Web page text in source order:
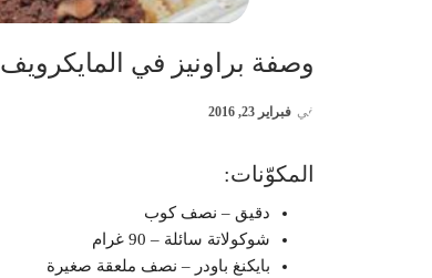
وصفة براونيز في المايكرويف
في فبراير 23, 2016
المكوّنات:
دقيق – نصف كوب
شوكولاتة سائلة – 90 غرام
بايكنغ باودر – نصف ملعقة صغيرة